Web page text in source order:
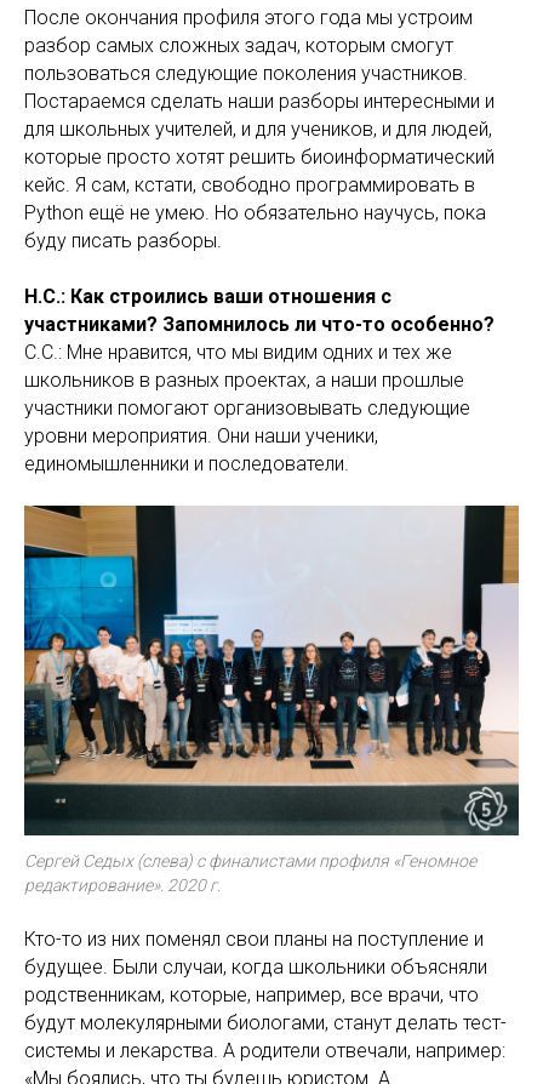
После окончания профиля этого года мы устроим
разбор самых сложных задач, которым смогут
пользоваться следующие поколения участников.
Постараемся сделать наши разборы интересными и
для школьных учителей, и для учеников, и для людей,
которые просто хотят решить биоинформатический
кейс. Я сам, кстати, свободно программировать в
Python ещё не умею. Но обязательно научусь, пока
буду писать разборы.
Н.С.: Как строились ваши отношения с
участниками? Запомнилось ли что-то особенно?
С.С.: Мне нравится, что мы видим одних и тех же
школьников в разных проектах, а наши прошлые
участники помогают организовывать следующие
уровни мероприятия. Они наши ученики,
единомышленники и последователи.
Сергей Седых (слева) с финалистами профиля «Геномное
редактирование». 2020 г.
Кто-то из них поменял свои планы на поступление и
будущее. Были случаи, когда школьники объясняли
родственникам, которые, например, все врачи, что
будут молекулярными биологами, станут делать тест-
системы и лекарства. А родители отвечали, например:
«Мы боялись, что ты будешь юристом. А